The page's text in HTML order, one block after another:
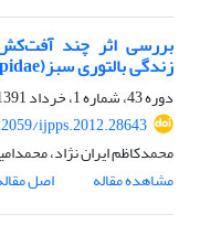
بررسی اثر چند
زندگی بالتوری سبزChrysoperla carnea (Neu.: Chrysopidae)
دوره 43، شماره 1، خرداد 1391، صفحه
ijpps.2012.28643
محمدکاظم ایران نژاد،
مشاهده مقاله
اصل